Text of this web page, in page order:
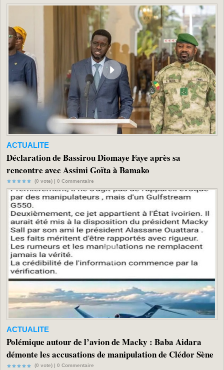
ACTUALITE
Déclaration de Bassirou Diomaye Faye après sa
rencontre avec Assimi Goïta à Bamako
(0 vote) | 0 Commentaire
ACTUALITE
Polémique autour de l’avion de Macky : Baba Aidara
démonte les accusations de manipulation de Clédor Sène
(0 vote) | 0 Commentaire